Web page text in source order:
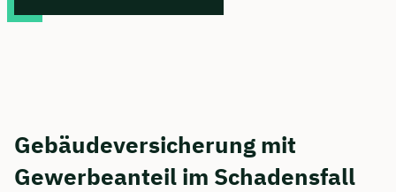
Gebäudeversicherung mit
Gewerbeanteil im Schadensfall